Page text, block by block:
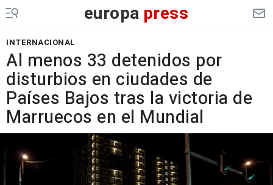
europa press
INTERNACIONAL
Al menos 33 detenidos por
disturbios en ciudades de
Países Bajos tras la victoria de
Marruecos en el Mundial